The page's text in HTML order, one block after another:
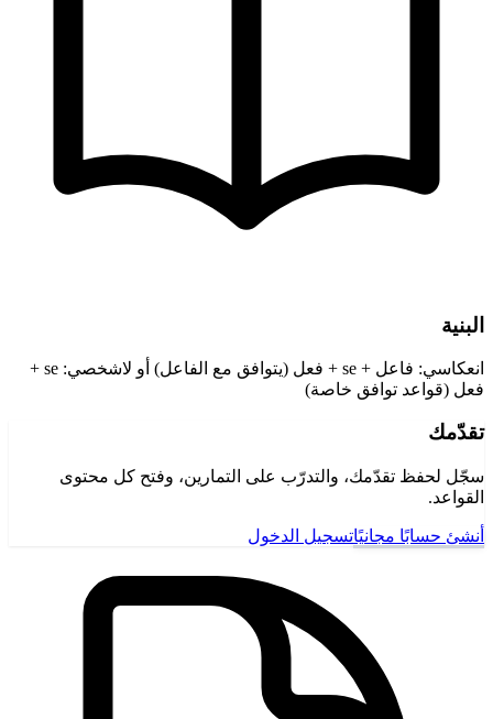
البنية
انعكاسي: فاعل + se + فعل (يتوافق مع الفاعل) أو لاشخصي: se +
فعل (قواعد توافق خاصة)
تقدّمك
سجّل لحفظ تقدّمك، والتدرّب على التمارين، وفتح كل محتوى
القواعد.
أنشئ حسابًا مجانيًاتسجيل الدخول